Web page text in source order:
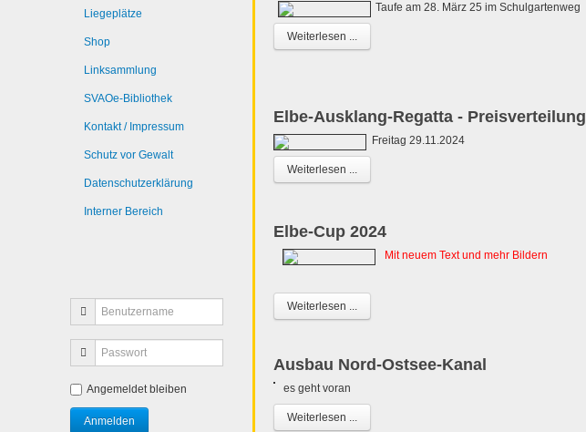
Taufe am 28. März 25 im Schulgartenweg
Weiterlesen ...
Elbe-Ausklang-Regatta - Preisverteilung
Freitag 29.11.2024
Weiterlesen ...
Elbe-Cup 2024
Mit neuem Text und mehr Bildern
Weiterlesen ...
Ausbau Nord-Ostsee-Kanal
es geht voran
Weiterlesen ...
Liegeplätze
Shop
Linksammlung
SVAOe-Bibliothek
Kontakt / Impressum
Schutz vor Gewalt
Datenschutzerklärung
Interner Bereich
Angemeldet bleiben